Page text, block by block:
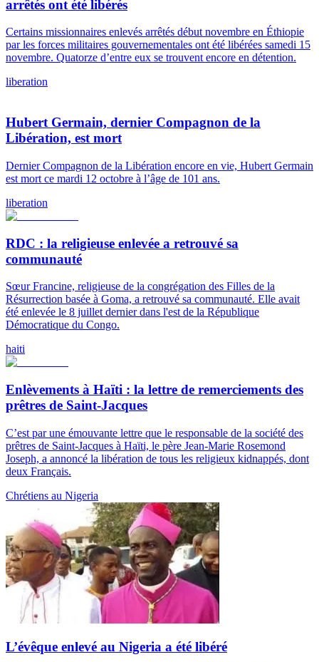
arrêtés ont été libérés
Certains missionnaires enlevés arrêtés début novembre en Éthiopie
par les forces militaires gouvernementales ont été libérées samedi 15
novembre. Quatorze d’entre eux se trouvent encore en détention.
liberation
Hubert Germain, dernier Compagnon de la
Libération, est mort
Dernier Compagnon de la Libération encore en vie, Hubert Germain
est mort ce mardi 12 octobre à l’âge de 101 ans.
liberation
RDC : la religieuse enlevée a retrouvé sa
communauté
Sœur Francine, religieuse de la congrégation des Filles de la
Résurrection basée à Goma, a retrouvé sa communauté. Elle avait
été enlevée le 8 juillet dernier dans l'est de la République
Démocratique du Congo.
haiti
Enlèvements à Haïti : la lettre de remerciements des
prêtres de Saint-Jacques
C’est par une émouvante lettre que le responsable de la société des
prêtres de Saint-Jacques à Haïti, le père Jean-Marie Rosemond
Joseph, a annoncé la libération de tous les religieux kidnappés, dont
deux Français.
Chrétiens au Nigeria
L’évêque enlevé au Nigeria a été libéré